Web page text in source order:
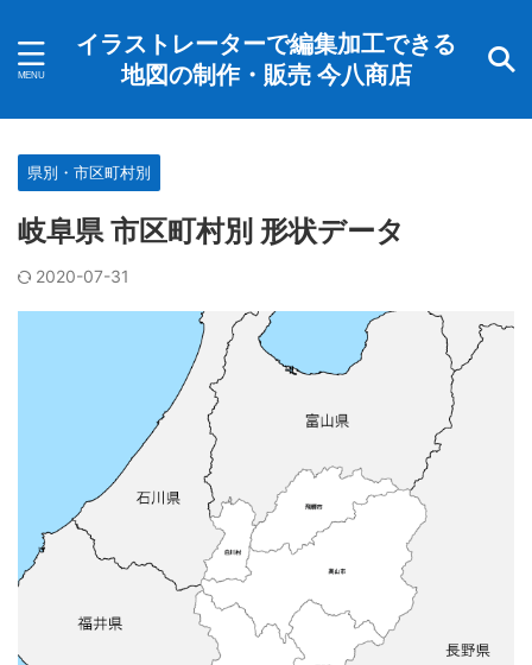
イラストレーターで編集加工できる
地図の制作・販売 今八商店
県別・市区町村別
岐阜県 市区町村別 形状データ
2020-07-31